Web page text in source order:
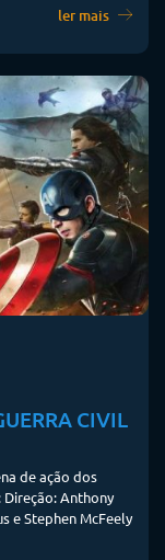
ler mais
CIVIL
de ação dos
Anthony
e Stephen McFeely